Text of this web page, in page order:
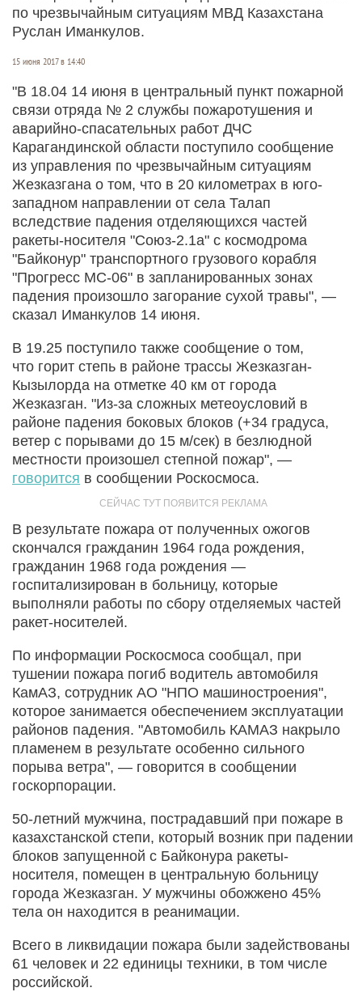
по чрезвычайным ситуациям МВД Казахстана
Руслан Иманкулов.
15 июня 2017 в 14:40
"В 18.04 14 июня в центральный пункт пожарной
связи отряда № 2 службы пожаротушения и
аварийно-спасательных работ ДЧС
Карагандинской области поступило сообщение
из управления по чрезвычайным ситуациям
Жезказгана о том, что в 20 километрах в юго-
западном направлении от села Талап
вследствие падения отделяющихся частей
ракеты-носителя "Союз-2.1а" с космодрома
"Байконур" транспортного грузового корабля
"Прогресс МС-06" в запланированных зонах
падения произошло загорание сухой травы", —
сказал Иманкулов 14 июня.
В 19.25 поступило также сообщение о том,
что горит степь в районе трассы Жезказган-
Кызылорда на отметке 40 км от города
Жезказган. "Из-за сложных метеоусловий в
районе падения боковых блоков (+34 градуса,
ветер с порывами до 15 м/сек) в безлюдной
местности произошел степной пожар", —
говорится в сообщении Роскосмоса.
В результате пожара от полученных ожогов
скончался гражданин 1964 года рождения,
гражданин 1968 года рождения —
госпитализирован в больницу, которые
выполняли работы по сбору отделяемых частей
ракет-носителей.
По информации Роскосмоса сообщал, при
тушении пожара погиб водитель автомобиля
КамАЗ, сотрудник АО "НПО машиностроения",
которое занимается обеспечением эксплуатации
районов падения. "Автомобиль КАМАЗ накрыло
пламенем в результате особенно сильного
порыва ветра", — говорится в сообщении
госкорпорации.
50-летний мужчина, пострадавший при пожаре в
казахстанской степи, который возник при падении
блоков запущенной с Байконура ракеты-
носителя, помещен в центральную больницу
города Жезказган. У мужчины обожжено 45%
тела он находится в реанимации.
Всего в ликвидации пожара были задействованы
61 человек и 22 единицы техники, в том числе
российской.